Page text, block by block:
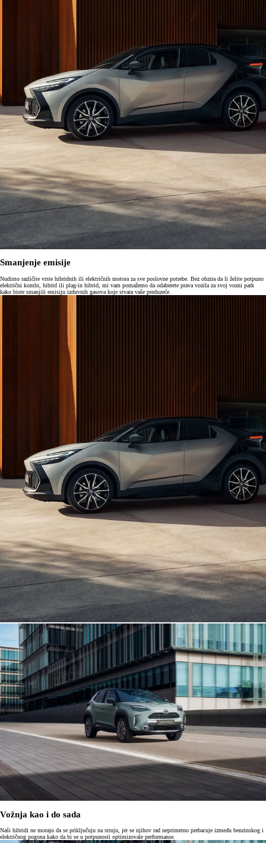
Smanjenje emisije
Nudimo različite vrste hibridnih ili električnih motora za sve poslovne potrebe. Bez obzira da li želite potpuno
električni kombi, hibrid ili plag-in hibrid, mi vam pomažemo da odaberete prava vozila za svoj vozni park
kako biste smanjili emisiju izduvnih gasova koje stvara vaše preduzeće.
Vožnja kao i do sada
Naši hibridi ne moraju da se priključuju na struju, jer se njihov rad neprimetno prebacuje između benzinskog i
električnog pogona kako da bi se u potpunosti optimizovale performanse.